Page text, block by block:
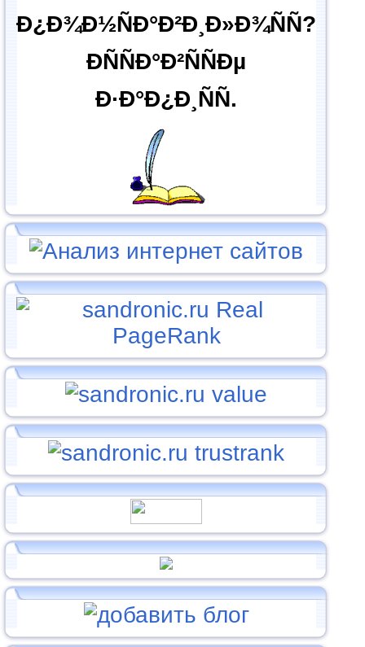
Ð¿Ð¾Ð½ÑÐ°Ð²Ð¸Ð»Ð¾ÑÑ?
ÐÑÑÐ°Ð²ÑÑÐµ
Ð·Ð°Ð¿Ð¸ÑÑ.